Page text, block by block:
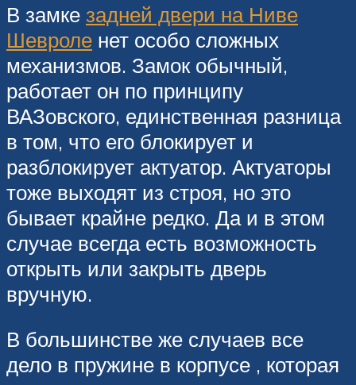
В замке задней двери на Ниве
Шевроле нет особо сложных
механизмов. Замок обычный,
работает он по принципу
ВАЗовского, единственная разница
в том, что его блокирует и
разблокирует актуатор. Актуаторы
тоже выходят из строя, но это
бывает крайне редко. Да и в этом
случае всегда есть возможность
открыть или закрыть дверь
вручную.
В большинстве же случаев все
дело в пружине в корпусе , которая